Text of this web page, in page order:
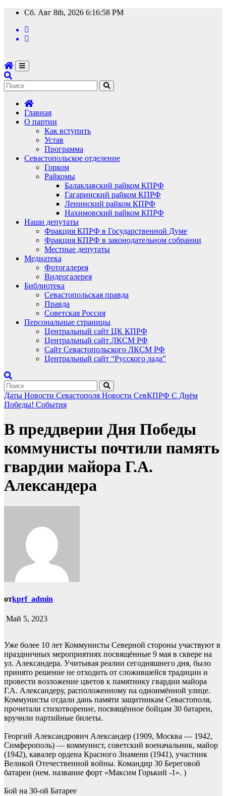
Перейти
содержимому
Сб. Авг 8th, 2026 6:16:59 PM
Главная
О партии
Как вступить
Устав
Программа
Севастопольское отделение
Горком
Райкомы
Балаклавский райком КПРФ
Гагаринский райком КПРФ
Ленинский райком КПРФ
Нахимовский райком КПРФ
Наши депутаты
Фракция КПРФ в Государственной Думе
Фракция КПРФ в законодательном собрании
Местные депутаты
Медиатека
Фотогалерея
Видеогалерея
Библиотека
Севастопольская правда
Правда
Советская Россия
Персональные страницы
Центральный сайт ЦК КПРФ
Центральный сайт ЛКСМ РФ
Сайт Севастопольского ЛКСМ РФ
Центральный сайт “Русского лада”
Даты Новости Севастополя Новости СевКПРФ С Днём
Победы! События
В преддверии Дня Победы
коммунисты почтили память
гвардии майора Г.А.
Александера
отkprf_admin
Май 5, 2023
Уже более 10 лет Коммунисты Северной стороны участвуют в
праздничных мероприятиях посвящённые 9 мая в сквере на
ул. Александера. Учитывая реалии сегодняшнего дня, было
принято решение не отходить от сложившейся традиции и
провести возложение цветов к памятнику гвардии майора
Г.А. Александеру, расположенному на одноимённой улице.
Коммунисты отдали дань памяти защитникам Севастополя,
прочитали стихотворение, посвящённое бойцам 30 батареи,
вручили партийные билеты.
Георгий Александрович Александер (1909, Москва — 1942,
Симферополь) — коммунист, советский военачальник, майор
(1942), кавалер ордена Красного Знамени (1941), участник
Великой Отечественной войны. Командир 30 Береговой
батареи (нем. название форт «Максим Горький -1». )
Бой на 30-ой Батарее